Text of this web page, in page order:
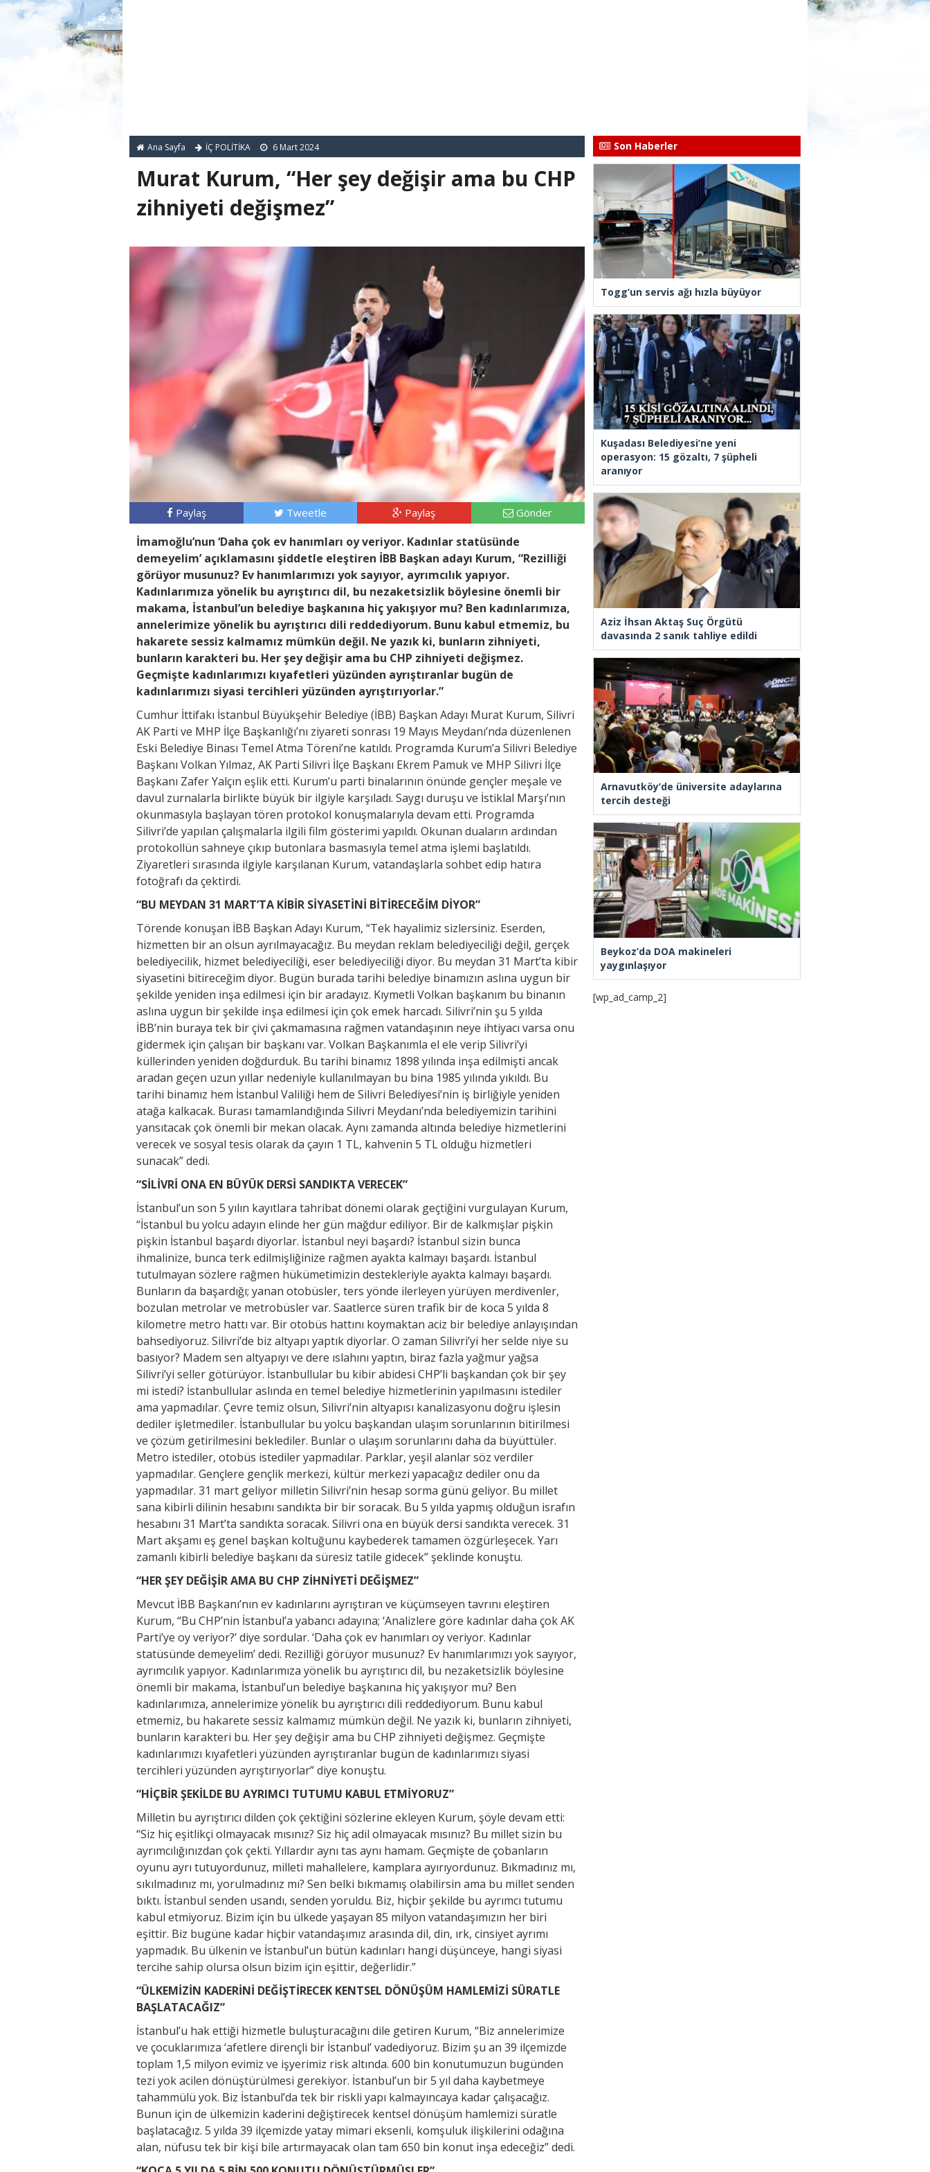
Ana Sayfa İÇ POLİTİKA 6 Mart 2024
Murat Kurum, “Her şey değişir ama bu CHP
zihniyeti değişmez”
Paylaş Tweetle Paylaş Gönder
İmamoğlu’nun ‘Daha çok ev hanımları oy veriyor. Kadınlar statüsünde
demeyelim’ açıklamasını şiddetle eleştiren İBB Başkan adayı Kurum, “Rezilliği
görüyor musunuz? Ev hanımlarımızı yok sayıyor, ayrımcılık yapıyor.
Kadınlarımıza yönelik bu ayrıştırıcı dil, bu nezaketsizlik böylesine önemli bir
makama, İstanbul’un belediye başkanına hiç yakışıyor mu? Ben kadınlarımıza,
annelerimize yönelik bu ayrıştırıcı dili reddediyorum. Bunu kabul etmemiz, bu
hakarete sessiz kalmamız mümkün değil. Ne yazık ki, bunların zihniyeti,
bunların karakteri bu. Her şey değişir ama bu CHP zihniyeti değişmez.
Geçmişte kadınlarımızı kıyafetleri yüzünden ayrıştıranlar bugün de
kadınlarımızı siyasi tercihleri yüzünden ayrıştırıyorlar.”
Cumhur İttifakı İstanbul Büyükşehir Belediye (İBB) Başkan Adayı Murat Kurum, Silivri
AK Parti ve MHP İlçe Başkanlığı’nı ziyareti sonrası 19 Mayıs Meydanı’nda düzenlenen
Eski Belediye Binası Temel Atma Töreni’ne katıldı. Programda Kurum’a Silivri Belediye
Başkanı Volkan Yılmaz, AK Parti Silivri İlçe Başkanı Ekrem Pamuk ve MHP Silivri İlçe
Başkanı Zafer Yalçın eşlik etti. Kurum’u parti binalarının önünde gençler meşale ve
davul zurnalarla birlikte büyük bir ilgiyle karşıladı. Saygı duruşu ve İstiklal Marşı’nın
okunmasıyla başlayan tören protokol konuşmalarıyla devam etti. Programda
Silivri’de yapılan çalışmalarla ilgili film gösterimi yapıldı. Okunan duaların ardından
protokollün sahneye çıkıp butonlara basmasıyla temel atma işlemi başlatıldı.
Ziyaretleri sırasında ilgiyle karşılanan Kurum, vatandaşlarla sohbet edip hatıra
fotoğrafı da çektirdi.
“BU MEYDAN 31 MART’TA KİBİR SİYASETİNİ BİTİRECEĞİM DİYOR”
Törende konuşan İBB Başkan Adayı Kurum, “Tek hayalimiz sizlersiniz. Eserden,
hizmetten bir an olsun ayrılmayacağız. Bu meydan reklam belediyeciliği değil, gerçek
belediyecilik, hizmet belediyeciliği, eser belediyeciliği diyor. Bu meydan 31 Mart’ta kibir
siyasetini bitireceğim diyor. Bugün burada tarihi belediye binamızın aslına uygun bir
şekilde yeniden inşa edilmesi için bir aradayız. Kıymetli Volkan başkanım bu binanın
aslına uygun bir şekilde inşa edilmesi için çok emek harcadı. Silivri’nin şu 5 yılda
İBB’nin buraya tek bir çivi çakmamasına rağmen vatandaşının neye ihtiyacı varsa onu
gidermek için çalışan bir başkanı var. Volkan Başkanımla el ele verip Silivri’yi
küllerinden yeniden doğdurduk. Bu tarihi binamız 1898 yılında inşa edilmişti ancak
aradan geçen uzun yıllar nedeniyle kullanılmayan bu bina 1985 yılında yıkıldı. Bu
tarihi binamız hem İstanbul Valiliği hem de Silivri Belediyesi’nin iş birliğiyle yeniden
atağa kalkacak. Burası tamamlandığında Silivri Meydanı’nda belediyemizin tarihini
yansıtacak çok önemli bir mekan olacak. Aynı zamanda altında belediye hizmetlerini
verecek ve sosyal tesis olarak da çayın 1 TL, kahvenin 5 TL olduğu hizmetleri
sunacak” dedi.
“SİLİVRİ ONA EN BÜYÜK DERSİ SANDIKTA VERECEK”
İstanbul’un son 5 yılın kayıtlara tahribat dönemi olarak geçtiğini vurgulayan Kurum,
“İstanbul bu yolcu adayın elinde her gün mağdur ediliyor. Bir de kalkmışlar pişkin
pişkin İstanbul başardı diyorlar. İstanbul neyi başardı? İstanbul sizin bunca
ihmalinize, bunca terk edilmişliğinize rağmen ayakta kalmayı başardı. İstanbul
tutulmayan sözlere rağmen hükümetimizin destekleriyle ayakta kalmayı başardı.
Bunların da başardığı; yanan otobüsler, ters yönde ilerleyen yürüyen merdivenler,
bozulan metrolar ve metrobüsler var. Saatlerce süren trafik bir de koca 5 yılda 8
kilometre metro hattı var. Bir otobüs hattını koymaktan aciz bir belediye anlayışından
bahsediyoruz. Silivri’de biz altyapı yaptık diyorlar. O zaman Silivri’yi her selde niye su
basıyor? Madem sen altyapıyı ve dere ıslahını yaptın, biraz fazla yağmur yağsa
Silivri’yi seller götürüyor. İstanbullular bu kibir abidesi CHP’li başkandan çok bir şey
mi istedi? İstanbullular aslında en temel belediye hizmetlerinin yapılmasını istediler
ama yapmadılar. Çevre temiz olsun, Silivri’nin altyapısı kanalizasyonu doğru işlesin
dediler işletmediler. İstanbullular bu yolcu başkandan ulaşım sorunlarının bitirilmesi
ve çözüm getirilmesini beklediler. Bunlar o ulaşım sorunlarını daha da büyüttüler.
Metro istediler, otobüs istediler yapmadılar. Parklar, yeşil alanlar söz verdiler
yapmadılar. Gençlere gençlik merkezi, kültür merkezi yapacağız dediler onu da
yapmadılar. 31 mart geliyor milletin Silivri’nin hesap sorma günü geliyor. Bu millet
sana kibirli dilinin hesabını sandıkta bir bir soracak. Bu 5 yılda yapmış olduğun israfın
hesabını 31 Mart’ta sandıkta soracak. Silivri ona en büyük dersi sandıkta verecek. 31
Mart akşamı eş genel başkan koltuğunu kaybederek tamamen özgürleşecek. Yarı
zamanlı kibirli belediye başkanı da süresiz tatile gidecek” şeklinde konuştu.
“HER ŞEY DEĞİŞİR AMA BU CHP ZİHNİYETİ DEĞİŞMEZ”
Mevcut İBB Başkanı’nın ev kadınlarını ayrıştıran ve küçümseyen tavrını eleştiren
Kurum, “Bu CHP’nin İstanbul’a yabancı adayına; ‘Analizlere göre kadınlar daha çok AK
Parti’ye oy veriyor?’ diye sordular. ‘Daha çok ev hanımları oy veriyor. Kadınlar
statüsünde demeyelim’ dedi. Rezilliği görüyor musunuz? Ev hanımlarımızı yok sayıyor,
ayrımcılık yapıyor. Kadınlarımıza yönelik bu ayrıştırıcı dil, bu nezaketsizlik böylesine
önemli bir makama, İstanbul’un belediye başkanına hiç yakışıyor mu? Ben
kadınlarımıza, annelerimize yönelik bu ayrıştırıcı dili reddediyorum. Bunu kabul
etmemiz, bu hakarete sessiz kalmamız mümkün değil. Ne yazık ki, bunların zihniyeti,
bunların karakteri bu. Her şey değişir ama bu CHP zihniyeti değişmez. Geçmişte
kadınlarımızı kıyafetleri yüzünden ayrıştıranlar bugün de kadınlarımızı siyasi
tercihleri yüzünden ayrıştırıyorlar” diye konuştu.
“HİÇBİR ŞEKİLDE BU AYRIMCI TUTUMU KABUL ETMİYORUZ”
Milletin bu ayrıştırıcı dilden çok çektiğini sözlerine ekleyen Kurum, şöyle devam etti:
“Siz hiç eşitlikçi olmayacak mısınız? Siz hiç adil olmayacak mısınız? Bu millet sizin bu
ayrımcılığınızdan çok çekti. Yıllardır aynı tas aynı hamam. Geçmişte de çobanların
oyunu ayrı tutuyordunuz, milleti mahallelere, kamplara ayırıyordunuz. Bıkmadınız mı,
sıkılmadınız mı, yorulmadınız mı? Sen belki bıkmamış olabilirsin ama bu millet senden
bıktı. İstanbul senden usandı, senden yoruldu. Biz, hiçbir şekilde bu ayrımcı tutumu
kabul etmiyoruz. Bizim için bu ülkede yaşayan 85 milyon vatandaşımızın her biri
eşittir. Biz bugüne kadar hiçbir vatandaşımız arasında dil, din, ırk, cinsiyet ayrımı
yapmadık. Bu ülkenin ve İstanbul’un bütün kadınları hangi düşünceye, hangi siyasi
tercihe sahip olursa olsun bizim için eşittir, değerlidir.”
“ÜLKEMİZİN KADERİNİ DEĞİŞTİRECEK KENTSEL DÖNÜŞÜM HAMLEMİZİ SÜRATLE
BAŞLATACAĞIZ”
İstanbul’u hak ettiği hizmetle buluşturacağını dile getiren Kurum, “Biz annelerimize
ve çocuklarımıza ‘afetlere dirençli bir İstanbul’ vadediyoruz. Bizim şu an 39 ilçemizde
toplam 1,5 milyon evimiz ve işyerimiz risk altında. 600 bin konutumuzun bugünden
tezi yok acilen dönüştürülmesi gerekiyor. İstanbul’un bir 5 yıl daha kaybetmeye
tahammülü yok. Biz İstanbul’da tek bir riskli yapı kalmayıncaya kadar çalışacağız.
Bunun için de ülkemizin kaderini değiştirecek kentsel dönüşüm hamlemizi süratle
başlatacağız. 5 yılda 39 ilçemizde yatay mimari eksenli, komşuluk ilişkilerini odağına
alan, nüfusu tek bir kişi bile artırmayacak olan tam 650 bin konut inşa edeceğiz” dedi.
Son Haberler
Togg’un servis ağı hızla büyüyor
Kuşadası Belediyesi’ne yeni
operasyon: 15 gözaltı, 7 şüpheli
aranıyor
Aziz İhsan Aktaş Suç Örgütü
davasında 2 sanık tahliye edildi
Arnavutköy’de üniversite adaylarına
tercih desteği
Beykoz’da DOA makineleri
yaygınlaşıyor
[wp_ad_camp_2]